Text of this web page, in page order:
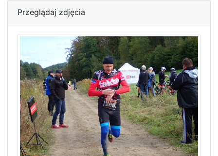
Przeglądaj zdjęcia